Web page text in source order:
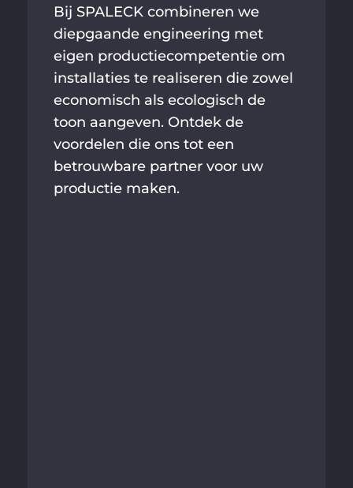
Bij SPALECK combineren we
diepgaande engineering met
eigen productiecompetentie om
installaties te realiseren die zowel
economisch als ecologisch de
toon aangeven. Ontdek de
voordelen die ons tot een
betrouwbare partner voor uw
productie maken.